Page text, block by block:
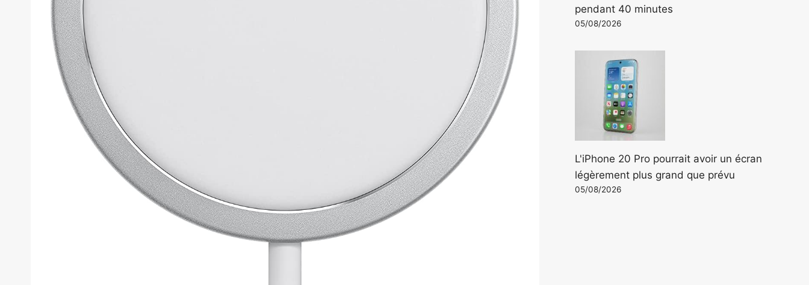
pendant 40 minutes
05/08/2026
L'iPhone 20 Pro pourrait avoir un écran
légèrement plus grand que prévu
05/08/2026